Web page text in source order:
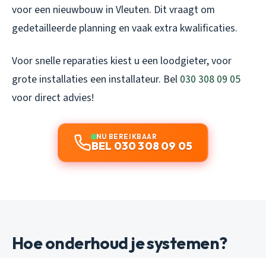
voor een nieuwbouw in Vleuten. Dit vraagt om
gedetailleerde planning en vaak extra kwalificaties.
Voor snelle reparaties kiest u een loodgieter, voor
grote installaties een installateur. Bel 030 308 09 05
voor direct advies!
NU BEREIKBAAR
BEL 030 308 09 05
Hoe onderhoud je systemen?